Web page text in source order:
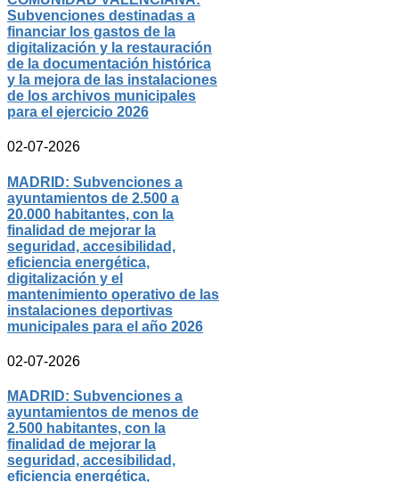
Subvenciones destinadas a
financiar los gastos de la
digitalización y la restauración
de la documentación histórica
y la mejora de las instalaciones
de los archivos municipales
para el ejercicio 2026
02-07-2026
MADRID: Subvenciones a
ayuntamientos de 2.500 a
20.000 habitantes, con la
finalidad de mejorar la
seguridad, accesibilidad,
eficiencia energética,
digitalización y el
mantenimiento operativo de las
instalaciones deportivas
municipales para el año 2026
02-07-2026
MADRID: Subvenciones a
ayuntamientos de menos de
2.500 habitantes, con la
finalidad de mejorar la
seguridad, accesibilidad,
eficiencia energética,